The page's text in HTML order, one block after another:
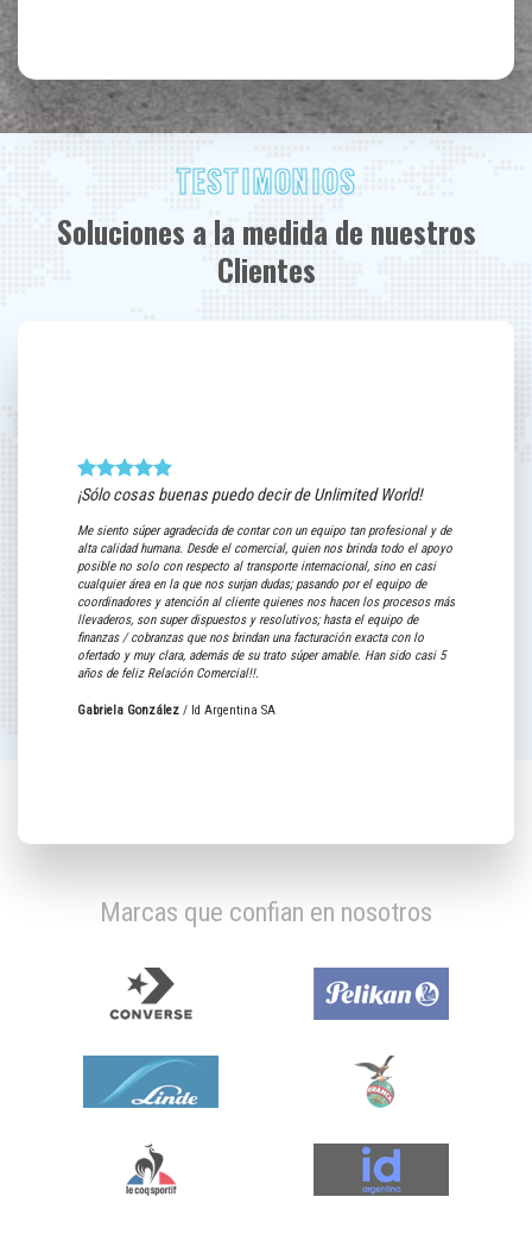
TESTIMONIOS
Soluciones a la medida de nuestros
Clientes
¡Sólo cosas buenas puedo decir de Unlimited World!
Me siento súper agradecida de contar con un equipo tan profesional y de
alta calidad humana. Desde el comercial, quien nos brinda todo el apoyo
posible no solo con respecto al transporte internacional, sino en casi
cualquier área en la que nos surjan dudas; pasando por el equipo de
coordinadores y atención al cliente quienes nos hacen los procesos más
llevaderos, son super dispuestos y resolutivos; hasta el equipo de
finanzas / cobranzas que nos brindan una facturación exacta con lo
ofertado y muy clara, además de su trato súper amable. Han sido casi 5
años de feliz Relación Comercial!!.
Gabriela González / Id Argentina SA
Marcas que confian en nosotros